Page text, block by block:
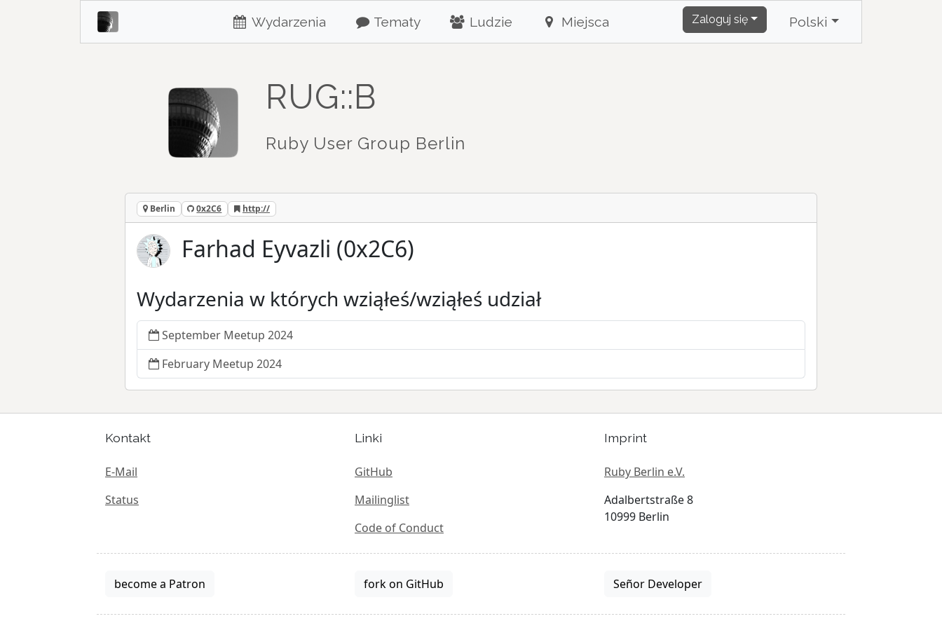
Wydarzenia Tematy Ludzie Miejsca Zaloguj się Polski
RUG::B
Ruby User Group Berlin
Berlin 0x2C6 http://
Farhad Eyvazli (0x2C6)
Wydarzenia w których wziąłeś/wziąłeś udział
September Meetup 2024
February Meetup 2024
Kontakt
E-Mail
Status
Linki
GitHub
Mailinglist
Code of Conduct
Imprint
Ruby Berlin e.V.
Adalbertstraße 8
10999 Berlin
become a Patron fork on GitHub Señor Developer